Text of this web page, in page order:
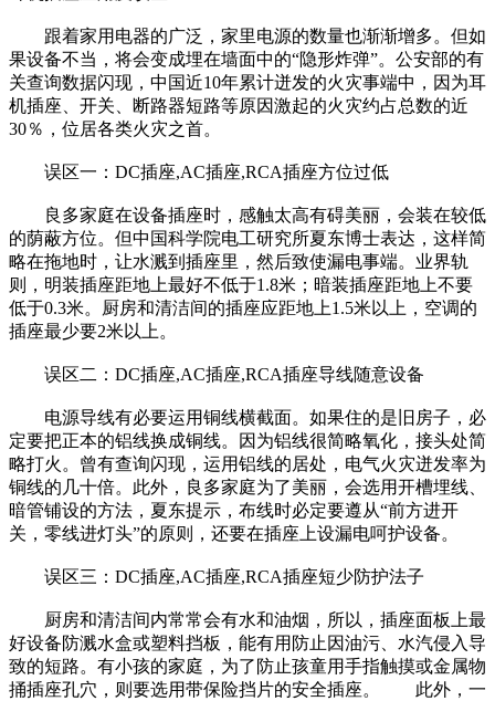
跟着家用电器的广泛，家里电源的数量也渐渐增多。但如
果设备不当，将会变成埋在墙面中的“隐形炸弹”。公安部的有
关查询数据闪现，中国近10年累计迸发的火灾事端中，因为耳
机插座、开关、断路器短路等原因激起的火灾约占总数的近
30％，位居各类火灾之首。
误区一：DC插座,AC插座,RCA插座方位过低
良多家庭在设备插座时，感触太高有碍美丽，会装在较低
的荫蔽方位。但中国科学院电工研究所夏东博士表达，这样简
略在拖地时，让水溅到插座里，然后致使漏电事端。业界轨
则，明装插座距地上最好不低于1.8米；暗装插座距地上不要
低于0.3米。厨房和清洁间的插座应距地上1.5米以上，空调的
插座最少要2米以上。
误区二：DC插座,AC插座,RCA插座导线随意设备
电源导线有必要运用铜线横截面。如果住的是旧房子，必
定要把正本的铝线换成铜线。因为铝线很简略氧化，接头处简
略打火。曾有查询闪现，运用铝线的居处，电气火灾迸发率为
铜线的几十倍。此外，良多家庭为了美丽，会选用开槽埋线、
暗管铺设的方法，夏东提示，布线时必定要遵从“前方进开
关，零线进灯头”的原则，还要在插座上设漏电呵护设备。
误区三：DC插座,AC插座,RCA插座短少防护法子
厨房和清洁间内常常会有水和油烟，所以，插座面板上最
好设备防溅水盒或塑料挡板，能有用防止因油污、水汽侵入导
致的短路。有小孩的家庭，为了防止孩童用手指触摸或金属物
捅插座孔穴，则要选用带保险挡片的安全插座。 此外，一